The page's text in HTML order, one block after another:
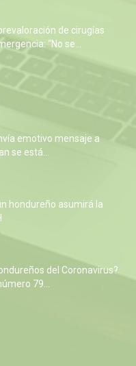
de cirugías
“No se...
emotivo mensaje a
se está...
hondureño asumirá la
del Coronavirus?
79...